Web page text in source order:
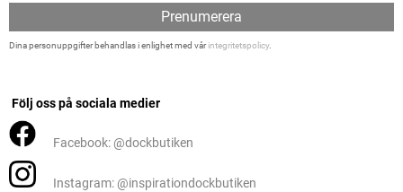
Prenumerera
Dina personuppgifter behandlas i enlighet med vårintegritetspolicy.
Följ oss på sociala medier
Facebook: @dockbutiken
Instagram: @inspirationdockbutiken